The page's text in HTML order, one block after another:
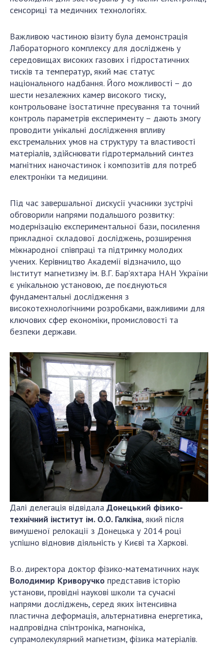
сенсориці та медичних технологіях.
Важливою частиною візиту була демонстрація
Лабораторного комплексу для досліджень у
середовищах високих газових і гідростатичних
тисків та температур, який має статус
національного надбання. Його можливості – до
шести незалежних камер високого тиску,
контрольоване ізостатичне пресування та точний
контроль параметрів експерименту – дають змогу
проводити унікальні дослідження впливу
екстремальних умов на структуру та властивості
матеріалів, здійснювати гідротермальний синтез
магнітних наночастинок і композитів для потреб
електроніки та медицини.
Під час завершальної дискусії учасники зустрічі
обговорили напрями подальшого розвитку:
модернізацію експериментальної бази, посилення
прикладної складової досліджень, розширення
міжнародної співпраці та підтримку молодих
учених. Керівництво Академії відзначило, що
Інститут магнетизму ім. В.Г. Бар’яхтара НАН України
є унікальною установою, де поєднуються
фундаментальні дослідження з
високотехнологічними розробками, важливими для
ключових сфер економіки, промисловості та
безпеки держави.
Далі делегація відвідала Донецький фізико-
технічний інститут ім. О.О. Галкіна, який після
вимушеної релокації з Донецька у 2014 році
успішно відновив діяльність у Києві та Харкові.
В.о. директора доктор фізико-математичних наук
Володимир Криворучко представив історію
установи, провідні наукові школи та сучасні
напрями досліджень, серед яких інтенсивна
пластична деформація, альтернативна енергетика,
надпровідна спінтроніка, магноніка,
супрамолекулярний магнетизм, фізика матеріалів.